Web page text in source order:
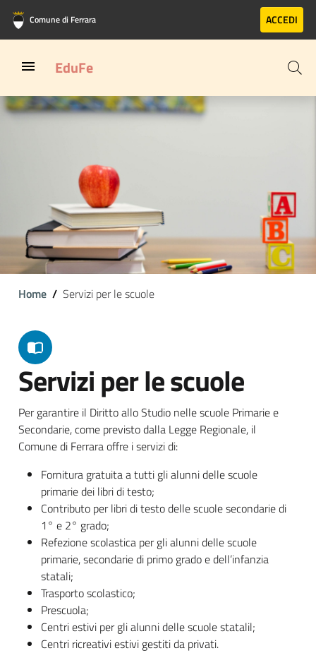
Vai al contenuto principale
Vai al footer
Comune di Ferrara ACCEDI
EduFe
Home Servizi per le scuole
Servizi per le scuole
Per garantire il Diritto allo Studio nelle scuole Primarie e
Secondarie, come previsto dalla Legge Regionale, il
Comune di Ferrara offre i servizi di:
Fornitura gratuita a tutti gli alunni delle scuole
primarie dei libri di testo;
Contributo per libri di testo delle scuole secondarie di
1° e 2° grado;
Refezione scolastica per gli alunni delle scuole
primarie, secondarie di primo grado e dell’infanzia
statali;
Trasporto scolastico;
Prescuola;
Centri estivi per gli alunni delle scuole statalil;
Centri ricreativi estivi gestiti da privati.